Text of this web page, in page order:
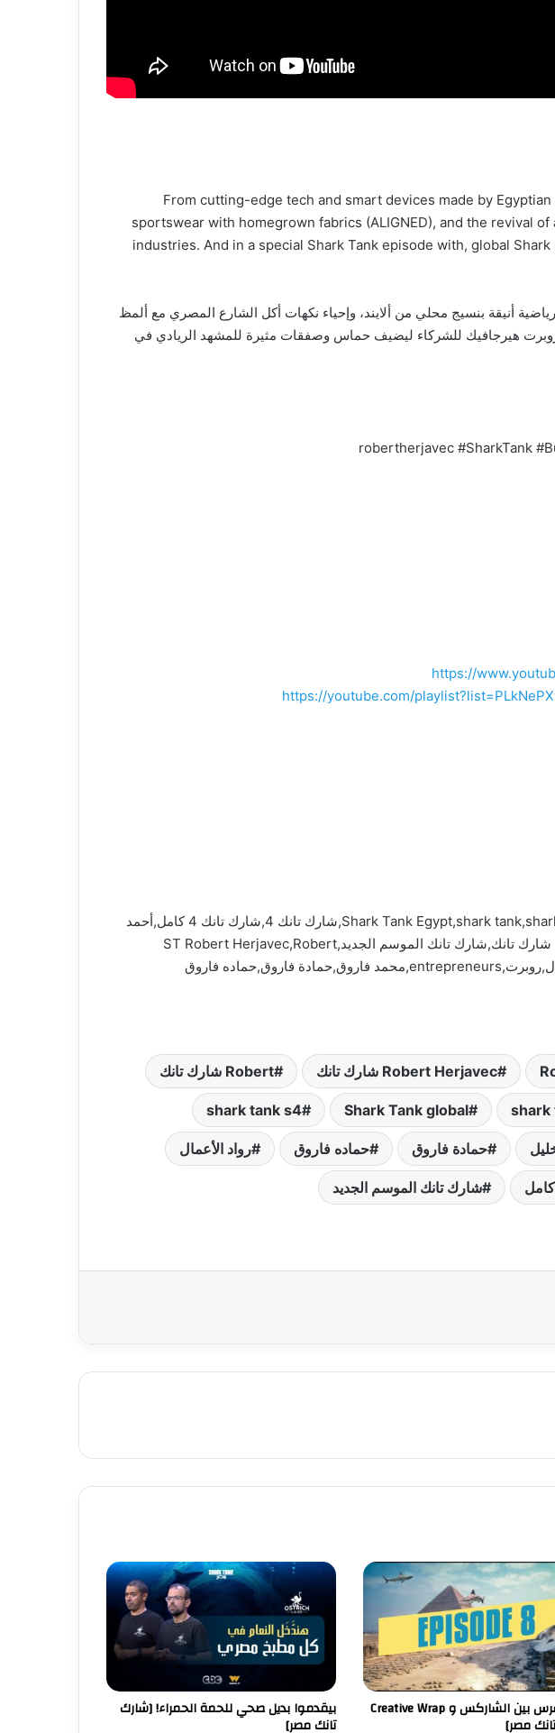
From cutting-edge tech and smart devices made by
sportswear with homegrown fabrics (ALIGNED), and the revival
industries. And in a special Shark Tank episode with, global
أنيقة بنسيج محلي من ألايند، وإحياء نكهات أكل الشارع المصري مع ألمظ
هيرجافيك للشركاء ليضيف حماس وصفقات مثيرة للمشهد الريادي في
https://
https://youtube.com/
شارك تانك,shark tank مصر,شارك تانك مصر Shark Tank Egypt,shark tank,shark tank egypt,shark tank egypt s4,shark tank s4,شارك تانك 4,شارك تانك 4 كامل,أحمد
السويدي,عبد الله سلام,أحمد طارق خليل,Robert Herjavec shark tank egypt,Robert Herjavec شارك تانك,شارك تانك الموسم الجديد,ST Robert Herjavec,Robert
Robert Herjavec شارك تانك Robert شارك تانك
shark
Shark Tank global
shark tank s4
حمادة فاروق حماده فاروق رواد الأعمال
شارك تانك الموسم الجديد
جدال شرس بين الشاركس و Creative Wrap
مصر]
بيقدموا بديل صحي للحمة الحمراء! [شارك
تانك مصر]